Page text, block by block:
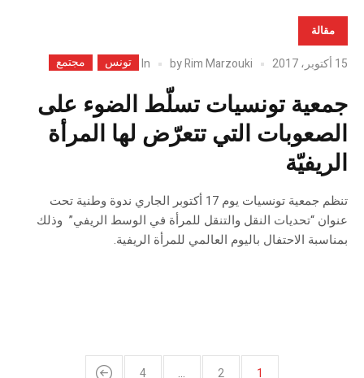
مقالة
15 أكتوبر، 2017 byRim Marzouki
In تونس مجتمع
جمعية تونسيات تسلّط الضوء على
الصعوبات التي تتعرّض لها المرأة
الريفيّة
تنظم جمعية تونسيات يوم 17 أكتوبر الجاري ندوة وطنية تحت
عنوان “تحديات النقل والتنقل للمرأة في الوسط الريفي” وذلك
بمناسبة الاحتفال باليوم العالمي للمرأة الريفية.
1
2
…
4